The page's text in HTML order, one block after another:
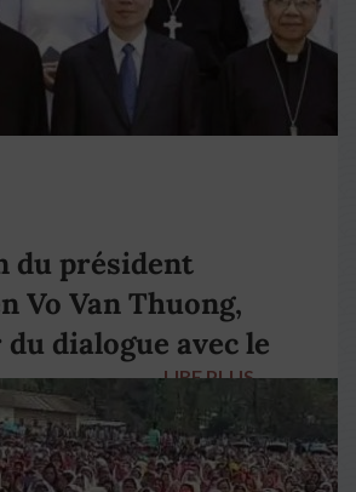
du président
Vo Van Thuong,
dialogue avec le
LIRE PLUS →